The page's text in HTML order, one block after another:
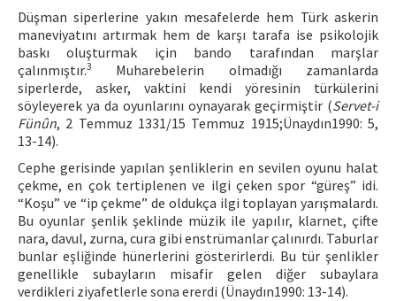
Düşman siperlerine yakın mesafelerde hem Türk askerin
maneviyatını artırmak hem de karşı tarafa ise psikolojik
baskı oluşturmak için bando tarafından marşlar
çalınmıştır.3
Muharebelerin olmadığı zamanlarda
siperlerde, asker, vaktini kendi yöresinin türkülerini
söyleyerek ya da oyunlarını oynayarak geçirmiştir (Servet-i
Fünûn, 2 Temmuz 1331/15 Temmuz 1915;Ünaydın1990: 5,
13-14).
Cephe gerisinde yapılan şenliklerin en sevilen oyunu halat
çekme, en çok tertiplenen ve ilgi çeken spor “güreş” idi.
“Koşu” ve “ip çekme” de oldukça ilgi toplayan yarışmalardı.
Bu oyunlar şenlik şeklinde müzik ile yapılır, klarnet, çifte
nara, davul, zurna, cura gibi enstrümanlar çalınırdı. Taburlar
bunlar eşliğinde hünerlerini gösterirlerdi. Bu tür şenlikler
genellikle subayların misafir gelen diğer subaylara
verdikleri ziyafetlerle sona ererdi (Ünaydın1990: 13-14).